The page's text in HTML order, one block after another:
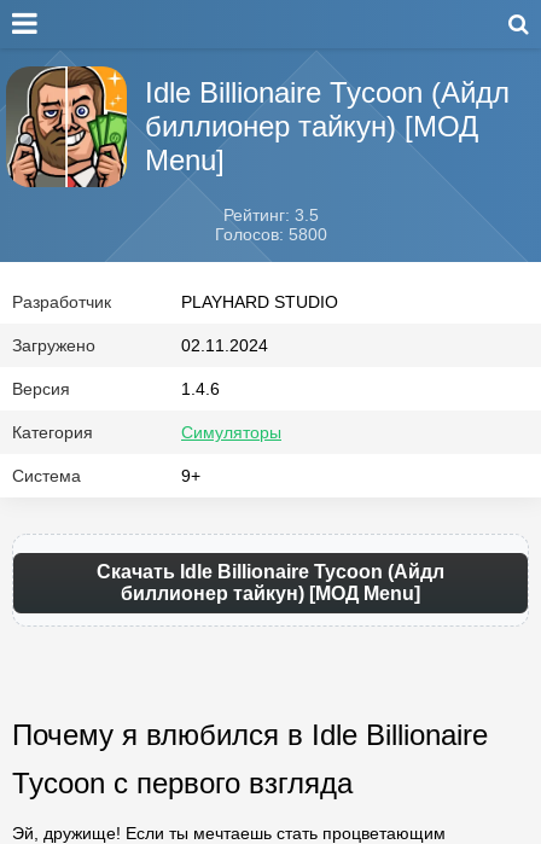
Idle Billionaire Tycoon (Айдл
биллионер тайкун) [МОД
Menu]
Рейтинг: 3.5
Голосов: 5800
Разработчик PLAYHARD STUDIO
Загружено 02.11.2024
Версия 1.4.6
Категория Симуляторы
Система 9+
Скачать Idle Billionaire Tycoon (Айдл
биллионер тайкун) [МОД Menu]
Почему я влюбился в Idle Billionaire
Tycoon с первого взгляда
Эй, дружище! Если ты мечтаешь стать процветающим